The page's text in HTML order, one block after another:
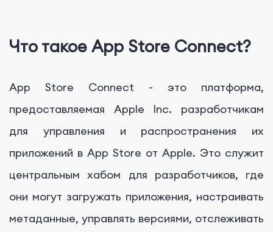
Что такое App Store Connect?
App Store Connect - это платформа,
предоставляемая Apple Inc. разработчикам
для управления и распространения их
приложений в App Store от Apple. Это служит
центральным хабом для разработчиков, где
они могут загружать приложения, настраивать
метаданные, управлять версиями, отслеживать